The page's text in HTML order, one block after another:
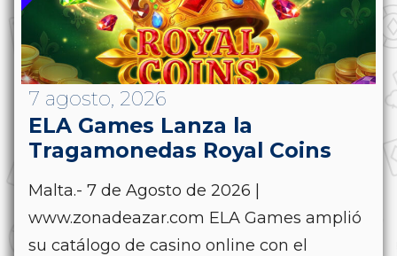
7 agosto, 2026
ELA Games Lanza la
Tragamonedas Royal Coins
Malta.- 7 de Agosto de 2026 |
www.zonadeazar.com ELA Games amplió
su catálogo de casino online con el